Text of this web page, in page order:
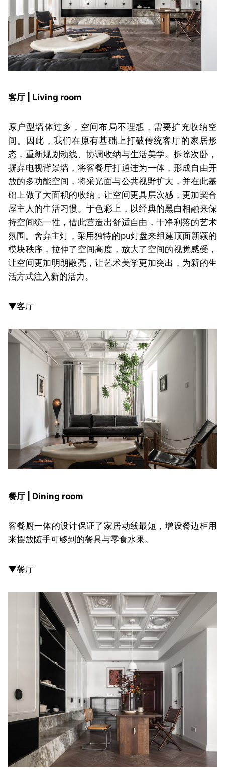
客厅 | Living room
原户型墙体过多，空间布局不理想，需要扩充收纳空
间。因此，我们在原有基础上打破传统客厅的家居形
态，重新规划动线、协调收纳与生活美学。拆除次卧，
摒弃电视背景墙，将客餐厅打通连为一体，形成自由开
放的多功能空间，将采光面与公共视野扩大，并在此基
础上做了大面积的收纳，让空间更具层次感，更加契合
屋主人的生活习惯。于色彩上，以经典的黑白相融来保
持空间统一性，借此营造出舒适自由，干净利落的艺术
氛围。舍弃主灯，采用独特的pu灯盘来组建顶面新颖的
模块秩序，拉伸了空间高度，放大了空间的视觉感受，
让空间更加明朗敞亮，让艺术美学更加突出，为新的生
活方式注入新的活力。
▼客厅
餐厅 | Dining room
客餐厨一体的设计保证了家居动线最短，增设餐边柜用
来摆放随手可够到的餐具与零食水果。
▼餐厅